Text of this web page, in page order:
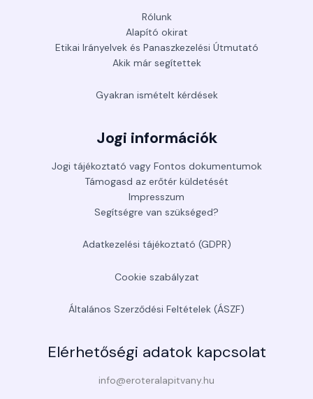
Rólunk
Alapító okirat
Etikai Irányelvek és Panaszkezelési Útmutató
Akik már segítettek
Gyakran ismételt kérdések
Jogi információk
Jogi tájékoztató vagy Fontos dokumentumok
Támogasd az erőtér küldetését
Impresszum
Segítségre van szükséged?
Adatkezelési tájékoztató (GDPR)
Cookie szabályzat
Általános Szerződési Feltételek (ÁSZF)
Elérhetőségi adatok kapcsolat
info@eroteralapitvany.hu